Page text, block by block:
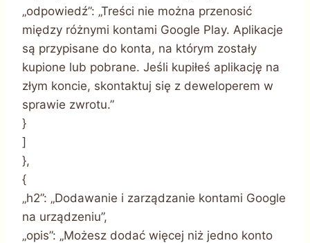
„odpowiedź”: „Treści nie można przenosić
między różnymi kontami Google Play. Aplikacje
są przypisane do konta, na którym zostały
kupione lub pobrane. Jeśli kupiłeś aplikację na
złym koncie, skontaktuj się z deweloperem w
sprawie zwrotu.”
}
]
},
{
„h2”: „Dodawanie i zarządzanie kontami Google
na urządzeniu”,
„opis”: „Możesz dodać więcej niż jedno konto